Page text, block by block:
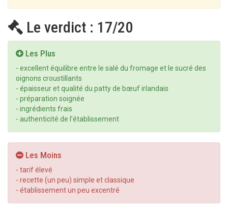
Le verdict : 17/20
Les Plus
- excellent équilibre entre le salé du fromage et le sucré des
oignons croustillants
- épaisseur et qualité du patty de bœuf irlandais
- préparation soignée
- ingrédients frais
- authenticité de l’établissement
Les Moins
- tarif élevé
- recette (un peu) simple et classique
- établissement un peu excentré